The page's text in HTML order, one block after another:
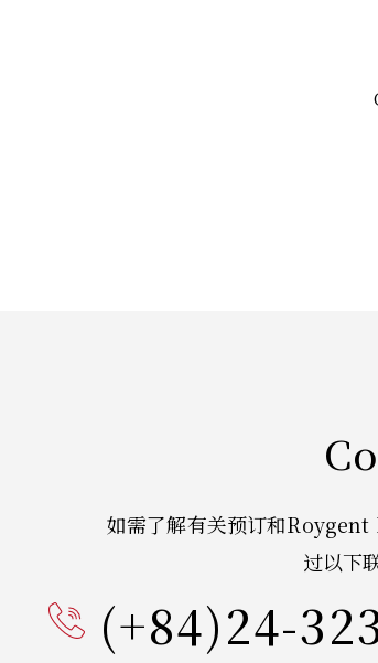
如需了解有关预订和
过以下
(+84)24-